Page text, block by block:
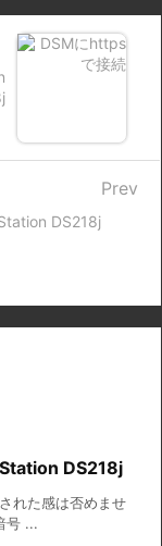
DS218j
Prev
DS218j
れた感は否めませ
号 ...